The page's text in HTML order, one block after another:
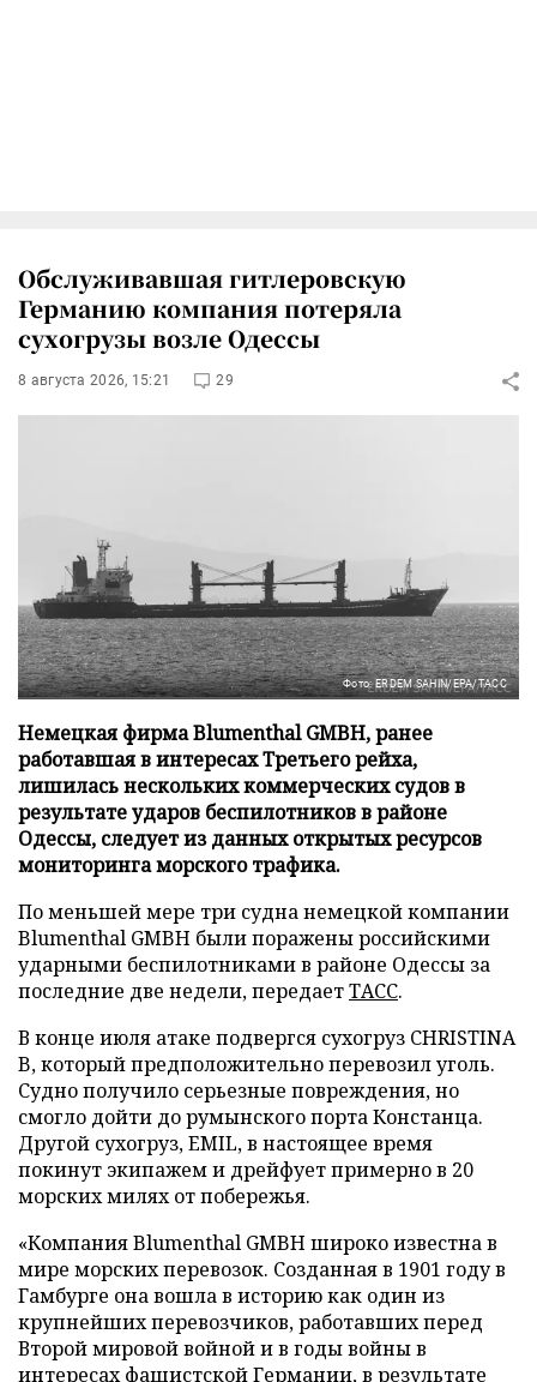
Обслуживавшая гитлеровскую
Германию компания потеряла
сухогрузы возле Одессы
8 августа 2026, 15:21 29
Фото: ERDEM SAHIN/EPA/ТАСС
Немецкая фирма Blumenthal GMBH, ранее
работавшая в интересах Третьего рейха,
лишилась нескольких коммерческих судов в
результате ударов беспилотников в районе
Одессы, следует из данных открытых ресурсов
мониторинга морского трафика.
По меньшей мере три судна немецкой компании
Blumenthal GMBH были поражены российскими
ударными беспилотниками в районе Одессы за
последние две недели, передаетТАСС.
В конце июля атаке подвергся сухогруз CHRISTINA
B, который предположительно перевозил уголь.
Судно получило серьезные повреждения, но
смогло дойти до румынского порта Констанца.
Другой сухогруз, EMIL, в настоящее время
покинут экипажем и дрейфует примерно в 20
морских милях от побережья.
«Компания Blumenthal GMBH широко известна в
мире морских перевозок. Созданная в 1901 году в
Гамбурге она вошла в историю как один из
крупнейших перевозчиков, работавших перед
Второй мировой войной и в годы войны в
интересах фашистской Германии, в результате